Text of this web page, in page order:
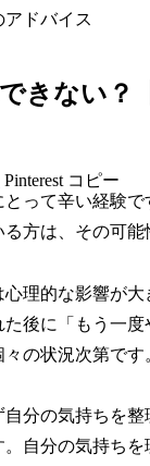
ドバイス
きない？
Pinterest コピー
って辛い経験
方は、その可
理的な影響が
後に「もう一
の状況次第です
分の気持ちを
。自分の気持ち